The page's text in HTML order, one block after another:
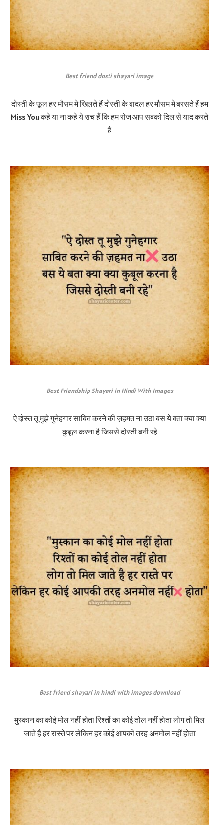
Best friend dosti shayari image
दोस्ती के फूल हर मौसम मे खिलते हैं दोस्ती के बादल हर मौसम मे बरसते हैं हम
Miss You कहे या ना कहे ये सच हैं कि हम रोज आप सबको दिल से याद करते
हैं
Best Friendship Shayari in Hindi With Images
ऐ दोस्त तू मुझे गुनेहगार साबित करने की ज़हमत ना उठा बस ये बता क्या क्या
कुबूल करना है जिससे दोस्ती बनी रहे
Best friend shayari in hindi with images download
मुस्कान का कोई मोल नहीं होता रिश्तों का कोई तोल नहीं होता लोग तो मिल
जाते है हर रास्ते पर लेकिन हर कोई आपकी तरह अनमोल नहीं होता